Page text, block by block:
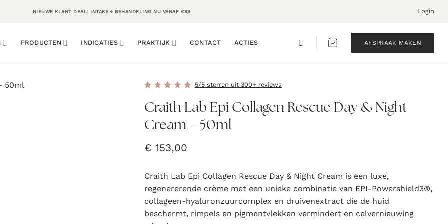
NIEUWE KLANT DEAL: INTAKE + BEHANDELING NU VANAF €89 Login
PRODUCTEN INDICATIES PRAKTIJK CONTACT ACTIES AFSPRAAK MAKEN
5/5 sterren uit 300+ reviews
Craith Lab Epi Collagen Rescue Day & Night
Cream – 50ml
€ 153,00
Craith Lab Epi Collagen Rescue Day & Night Cream is een luxe,
regenererende crème met een unieke combinatie van EPI-Powershield3®,
collageen-hyaluronzuurcomplex en druivenextract die de huid
beschermt, rimpels en pigmentvlekken vermindert en celvernieuwing